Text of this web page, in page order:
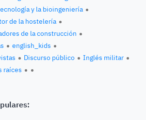
y la bioingeniería
de la hostelería
de la construcción
english_kids
Discurso público
Inglés militar
raíces